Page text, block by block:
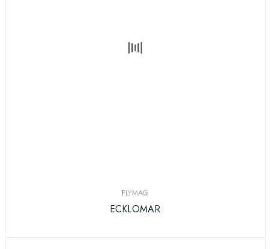
PLYMAG
ECKLOMAR